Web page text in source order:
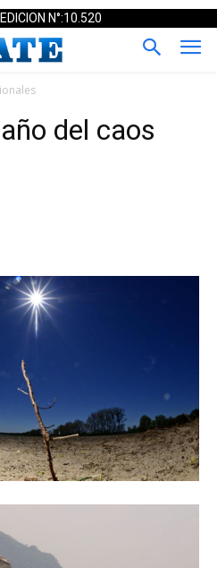
N°:10.520
del caos